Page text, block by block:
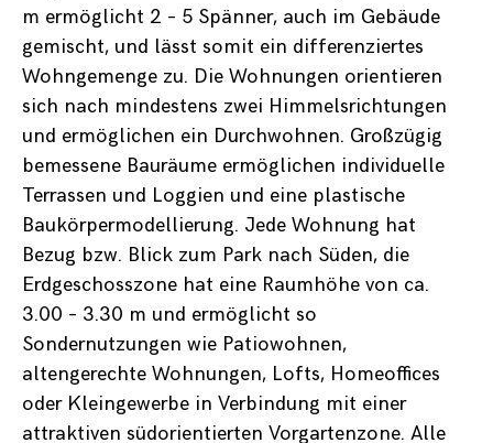
m ermöglicht 2 – 5 Spänner, auch im Gebäude
gemischt, und lässt somit ein differenziertes
Wohngemenge zu. Die Wohnungen orientieren
sich nach mindestens zwei Himmelsrichtungen
und ermöglichen ein Durchwohnen. Großzügig
bemessene Bauräume ermöglichen individuelle
Terrassen und Loggien und eine plastische
Baukörpermodellierung. Jede Wohnung hat
Bezug bzw. Blick zum Park nach Süden, die
Erdgeschosszone hat eine Raumhöhe von ca.
3.00 – 3.30 m und ermöglicht so
Sondernutzungen wie Patiowohnen,
altengerechte Wohnungen, Lofts, Homeoffices
oder Kleingewerbe in Verbindung mit einer
attraktiven südorientierten Vorgartenzone. Alle